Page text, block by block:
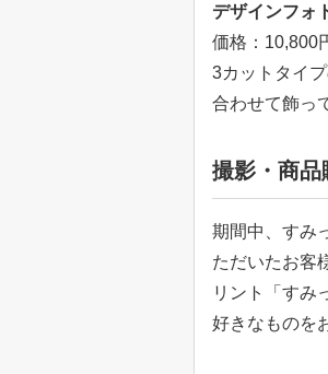
デザインフォ
価格：10,800
3カットタイ
合わせて飾っ
撮影・商品
期間中、すみ
ただいたお客
リント「すみ
好きなものを